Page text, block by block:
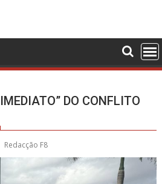
DO CONFLITO
Redacção F8